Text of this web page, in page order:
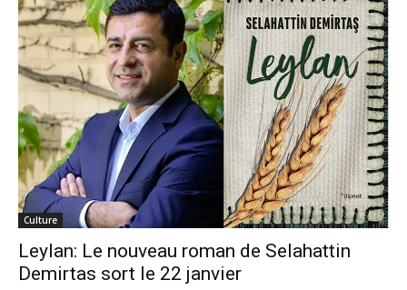
Culture
Leylan: Le nouveau roman de Selahattin
Demirtas sort le 22 janvier